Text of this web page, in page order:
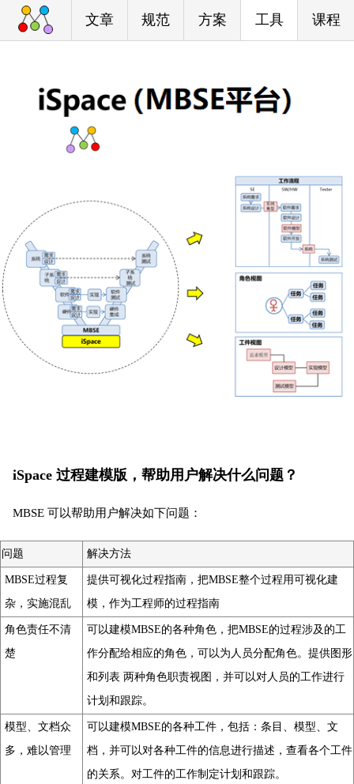
文章 规范 方案 工具 课程
iSpace 过程建模版，帮助用户解决什么问题？
MBSE 可以帮助用户解决如下问题：
问题 解决方法
MBSE过程复
杂，实施混乱
提供可视化过程指南，把MBSE整个过程用可视化建
模，作为工程师的过程指南
角色责任不清
楚
可以建模MBSE的各种角色，把MBSE的过程涉及的工
作分配给相应的角色，可以为人员分配角色。提供图形
和列表 两种角色职责视图，并可以对人员的工作进行
计划和跟踪。
模型、文档众
多，难以管理
可以建模MBSE的各种工件，包括：条目、模型、文
档，并可以对各种工件的信息进行描述，查看各个工件
的关系。对工件的工作制定计划和跟踪。